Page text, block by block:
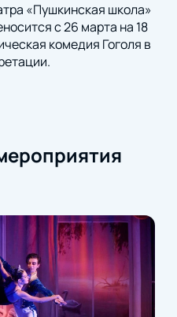
«Пушкинская школа»
с 26 марта на 18
комедия Гоголя в